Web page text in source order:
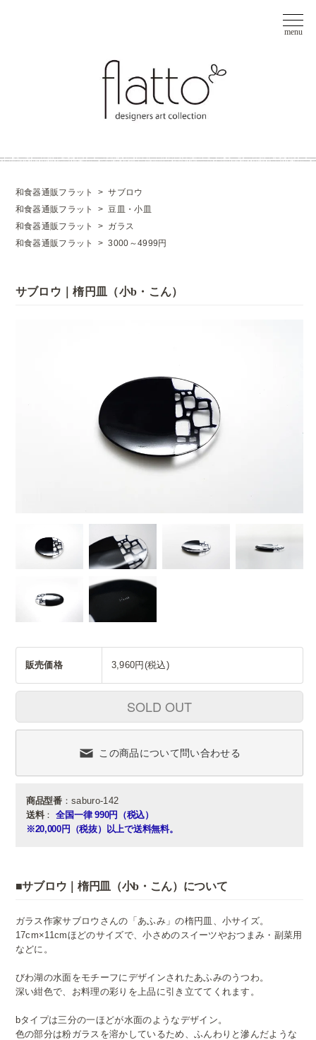
和食器通販フラット >サブロウ
和食器通販フラット
>豆皿・小皿
和食器通販フラット
> ガラス
和食器通販フラット
>3000～4999円
サブロウ｜楕円皿（小b・こん）
販売価格 3,960円(税込)
SOLD OUT
この商品について問い合わせる
商品型番：saburo-142
送料： 全国一律 990円（税込）
※20,000円（税抜）以上で送料無料。
■サブロウ｜楕円皿（小b・こん）について
ガラス作家サブロウさんの「あふみ」の楕円皿、小サイズ。
17cm×11cmほどのサイズで、小さめのスイーツやおつまみ・副菜用
などに。
びわ湖の水面をモチーフにデザインされたあふみのうつわ。
深い紺色で、お料理の彩りを上品に引き立ててくれます。
bタイプは三分の一ほどが水面のようなデザイン。
色の部分は粉ガラスを溶かしているため、ふんわりと滲んだような